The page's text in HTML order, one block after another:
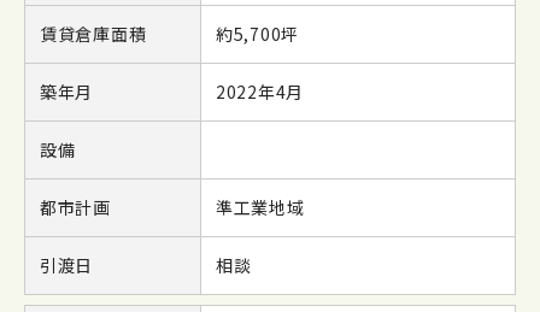
賃貸倉庫面積 約5,700坪
築年月 2022年4月
設備
都市計画 準工業地域
引渡日 相談